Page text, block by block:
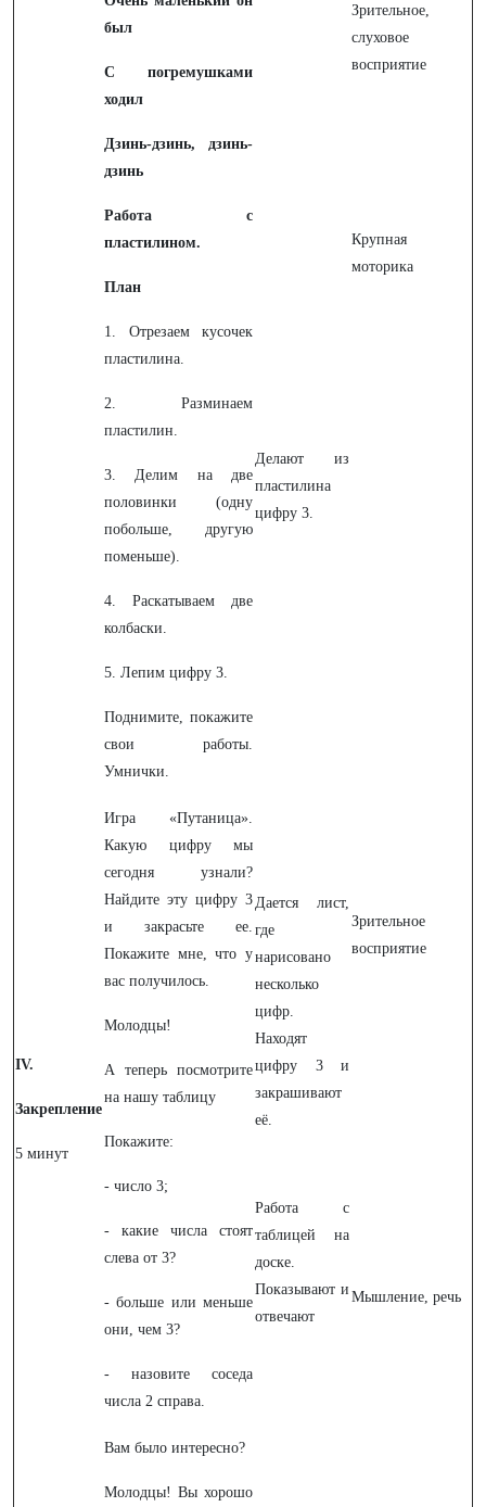
был
С погремушками
ходил
Дзинь-дзинь, дзинь-
дзинь
Работа с
пластилином.
План
1. Отрезаем кусочек
пластилина.
2. Разминаем
пластилин.
3. Делим на две
половинки (одну
побольше, другую
поменьше).
4. Раскатываем две
колбаски.
5. Лепим цифру 3.
Поднимите, покажите
свои работы.
Умнички.
Делают из
пластилина
цифру 3.
Зрительное,
слуховое
восприятие
Крупная
моторика
IV.
Закрепление
5 минут
Игра «Путаница».
Какую цифру мы
сегодня узнали?
Найдите эту цифру 3
и закрасьте ее.
Покажите мне, что у
вас получилось.
Молодцы!
А теперь посмотрите
на нашу таблицу
Покажите:
- число 3;
- какие числа стоят
слева от 3?
- больше или меньше
они, чем 3?
- назовите соседа
числа 2 справа.
Дается лист,
где
нарисовано
несколько
цифр.
Находят
цифру 3 и
закрашивают
её.
Работа с
таблицей на
доске.
Показывают и
отвечают
Зрительное
восприятие
Мышление, речь
Вам было интересно?
Молодцы! Вы хорошо